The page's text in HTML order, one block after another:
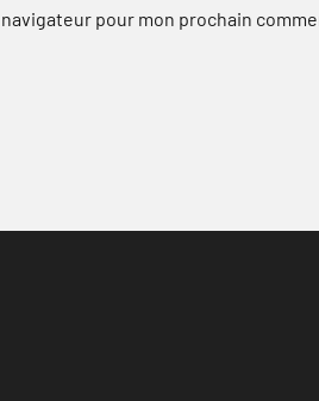
pour mon prochain